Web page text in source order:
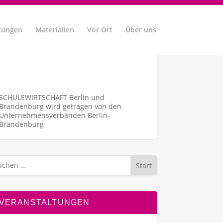
Materialien Vor Ort Über uns
Berlin und
Brandenburg wird getragen von den
Unternehmens­verbänden Berlin-
Brandenburg
Start